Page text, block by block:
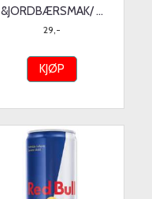
&JORDBÆRSMAK/ ...
29,-
KJØP